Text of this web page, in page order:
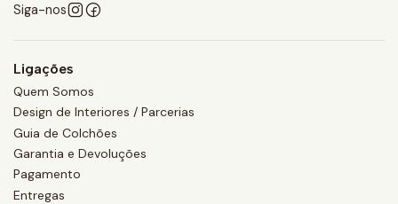
Siga-nos
Ligações
Quem Somos
Design de Interiores / Parcerias
Guia de Colchões
Garantia e Devoluções
Pagamento
Entregas